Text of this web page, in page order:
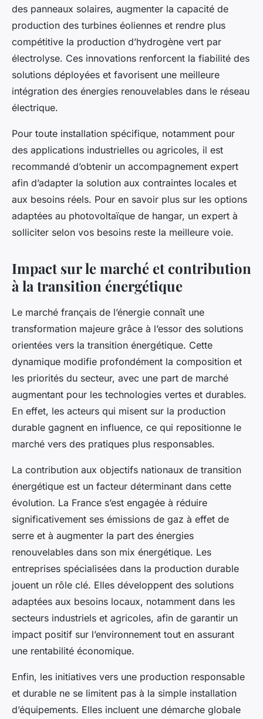
des panneaux solaires, augmenter la capacité de
production des turbines éoliennes et rendre plus
compétitive la production d’hydrogène vert par
électrolyse. Ces innovations renforcent la fiabilité des
solutions déployées et favorisent une meilleure
intégration des énergies renouvelables dans le réseau
électrique.
Pour toute installation spécifique, notamment pour
des applications industrielles ou agricoles, il est
recommandé d’obtenir un accompagnement expert
afin d’adapter la solution aux contraintes locales et
aux besoins réels. Pour en savoir plus sur les options
adaptées au photovoltaïque de hangar, un expert à
solliciter selon vos besoins reste la meilleure voie.
Impact sur le marché et contribution
à la transition énergétique
Le marché français de l’énergie connaît une
transformation majeure grâce à l’essor des solutions
orientées vers la transition énergétique. Cette
dynamique modifie profondément la composition et
les priorités du secteur, avec une part de marché
augmentant pour les technologies vertes et durables.
En effet, les acteurs qui misent sur la production
durable gagnent en influence, ce qui repositionne le
marché vers des pratiques plus responsables.
La contribution aux objectifs nationaux de transition
énergétique est un facteur déterminant dans cette
évolution. La France s’est engagée à réduire
significativement ses émissions de gaz à effet de
serre et à augmenter la part des énergies
renouvelables dans son mix énergétique. Les
entreprises spécialisées dans la production durable
jouent un rôle clé. Elles développent des solutions
adaptées aux besoins locaux, notamment dans les
secteurs industriels et agricoles, afin de garantir un
impact positif sur l’environnement tout en assurant
une rentabilité économique.
Enfin, les initiatives vers une production responsable
et durable ne se limitent pas à la simple installation
d’équipements. Elles incluent une démarche globale